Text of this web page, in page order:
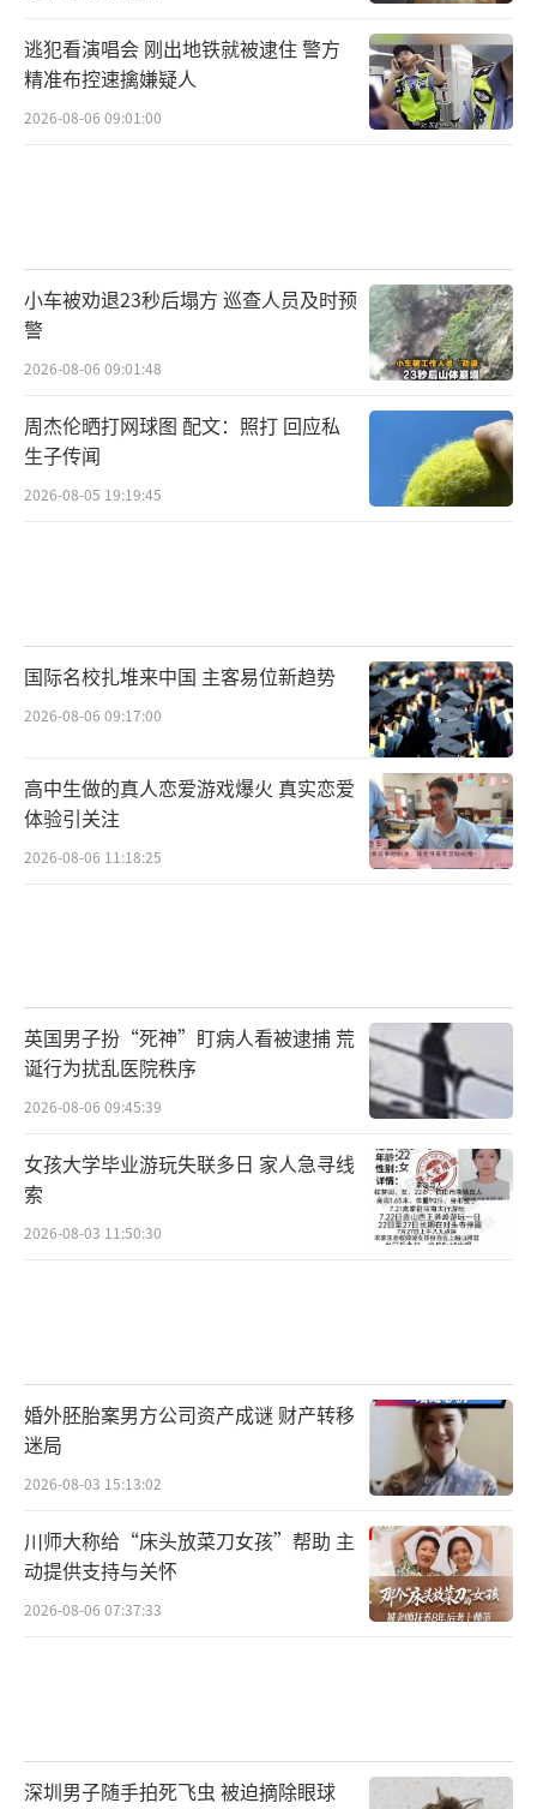
经济与管理类
金融学：
研究资金流动与投资策略，服务
会计学：掌握财务核算与审计技能，企业
刚需岗位，就业面广。
工商管理：培养综合管理能力，适应企业
战略规划与运营管理需求。
国际经济与贸易：
研究跨境贸易规则与跨
应数字化营销转型趋势。
人力资源管理：
优化企业人才招聘与绩效
物流管理：规划供应链与仓储运输，支撑
电子商务：融合互联网技术与商业运营，
推动线上交易与数字经济发展。
0
5
人文社科类
新闻学：培养新闻采编与传播能力，适应
融媒体时代内容生产需求。
汉语言文学：
研究汉语与文学经典，从事
英语：掌握语言技能与跨文化沟通，服务
于外贸、教育与国际交流。
社会学：分析社会结构与群体行为，为政
逃犯看演唱会 刚出地铁就被逮住 警方
精准布控速擒嫌疑人
2026-08-06 09:01:00
小车被劝退23秒后塌方 巡查人员及时预
警
2026-08-06 09:01:48
周杰伦晒打网球图 配文：照打 回应私
生子传闻
2026-08-05 19:19:45
国际名校扎堆来中国 主客易位新趋势
2026-08-06 09:17:00
高中生做的真人恋爱游戏爆火 真实恋爱
体验引关注
2026-08-06 11:18:25
英国男子扮“死神”盯病人看被逮捕 荒
诞行为扰乱医院秩序
2026-08-06 09:45:39
女孩大学毕业游玩失联多日 家人急寻线
索
2026-08-03 11:50:30
婚外胚胎案男方公司资产成谜 财产转移
迷局
2026-08-03 15:13:02
川师大称给“床头放菜刀女孩”帮助 主
动提供支持与关怀
2026-08-06 07:37:33
深圳男子随手拍死飞虫 被迫摘除眼球